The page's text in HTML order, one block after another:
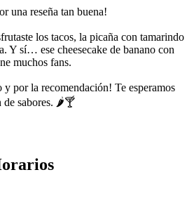
una reseña tan buena!
los tacos, la picaña con tamarindo
Y sí… ese cheesecake de banano con
muchos fans.
por la recomendación! Te esperamos
de sabores. 🌶️🍸